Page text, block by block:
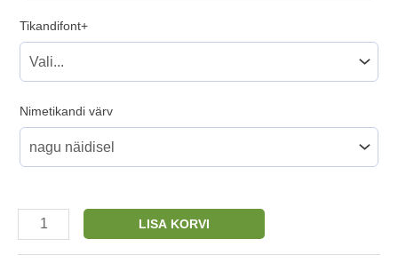
Tikandifont+
Nimetikandi värv
Sussikott
/Seljakott
LISA KORVI